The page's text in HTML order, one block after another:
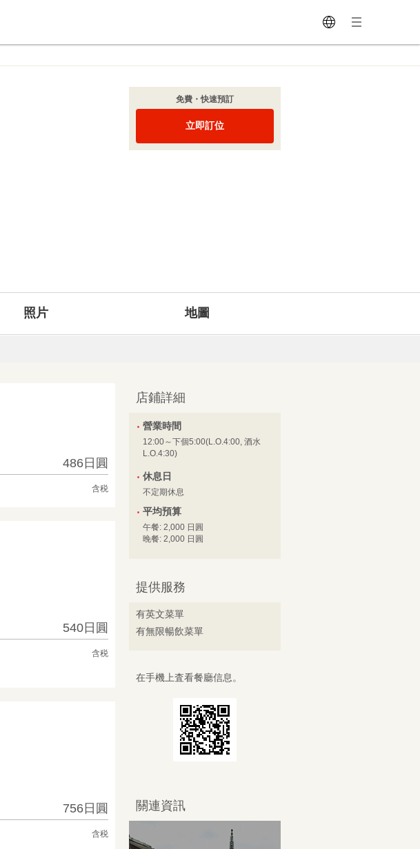
免費・快速預訂
立即訂位
照片 地圖
486日圓
含税
540日圓
含税
756日圓
含税
店鋪詳細
營業時間
12:00～下個5:00(L.O.4:00, 酒水
L.O.4:30)
休息日
不定期休息
平均預算
午餐: 2,000 日圓
晚餐: 2,000 日圓
提供服務
有英文菜單
有無限暢飲菜單
在手機上査看餐廳信息。
關連資訊